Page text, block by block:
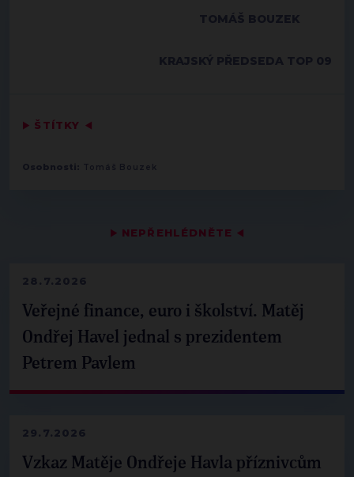
▶ NEPŘEHLÉDNĚTE ◀
28.7.2026
Veřejné finance, euro i školství. Matěj
Ondřej Havel jednal s prezidentem
Petrem Pavlem
29.7.2026
Vzkaz Matěje Ondřeje Havla příznivcům
TOMÁŠ BOUZEK
KRAJSKÝ PŘEDSEDA TOP 09
▶ ŠTÍTKY ◀
Osobnosti: Tomáš Bouzek